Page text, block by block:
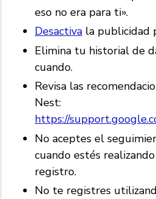
eso no era para ti».
Desactiva la publicidad
Elimina tu historial de
cuando.
Revisa las
Nest:
https://
No aceptes el
cuando estés
registro.
No te registres